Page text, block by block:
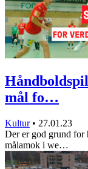
mål fo…
Kultur • 27.01.23
Der er god grund for
målamok i we…